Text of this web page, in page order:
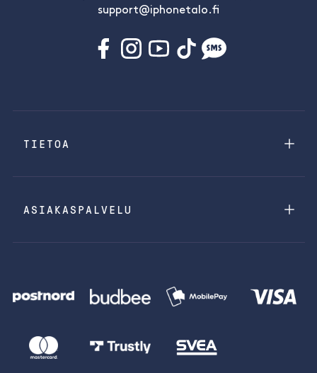
support@iphonetalo.fi
TIETOA
ASIAKASPALVELU